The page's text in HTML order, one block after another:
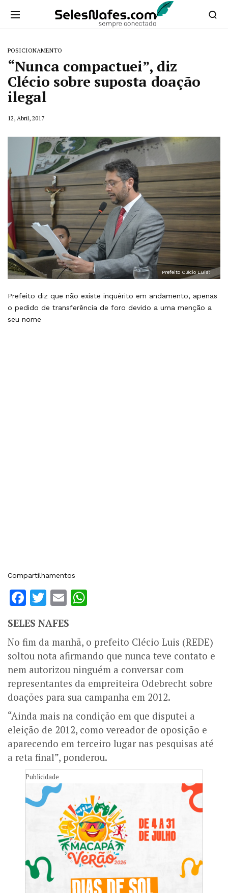
POSICIONAMENTO
“Nunca compactuei”, diz
Clécio sobre suposta doação
ilegal
12, Abril, 2017
Prefeito Clécio Luís:
Prefeito diz que não existe inquérito em andamento, apenas
o pedido de transferência de foro devido a uma menção a
seu nome
Compartilhamentos
Facebook
Twitter
Email
SELES NAFES
No fim da manhã, o prefeito Clécio Luis (REDE)
soltou nota afirmando que nunca teve contato e
nem autorizou ninguém a conversar com
representantes da empreiteira Odebrecht sobre
doações para sua campanha em 2012.
“Ainda mais na condição em que disputei a
eleição de 2012, como vereador de oposição e
aparecendo em terceiro lugar nas pesquisas até
a reta final”, ponderou.
Publicidade